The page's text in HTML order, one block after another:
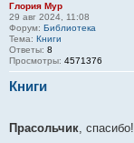
Глория Мур
29 авг 2024, 11:08
Форум: Библиотека
Тема: Книги
Ответы: 8
Просмотры: 4571376
Книги
Прасольчик , спасибо!